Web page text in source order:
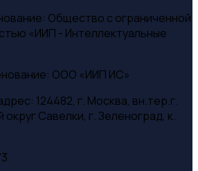
Общество с ограниченной
«ИИП - Интеллектуальные
ООО «ИИП ИС»
124482, г. Москва, вн.тер.г.
Савелки, г. Зеленоград, к.